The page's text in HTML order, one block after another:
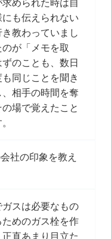
められた時は自
も伝えられない
教わっていまし
が「メモを取
のことも、数日
同じことを聞き
相手の時間を奪
場で覚えたこと
社の印象を教え
スは必要なもの
めのガス栓を作
直あまり目立た